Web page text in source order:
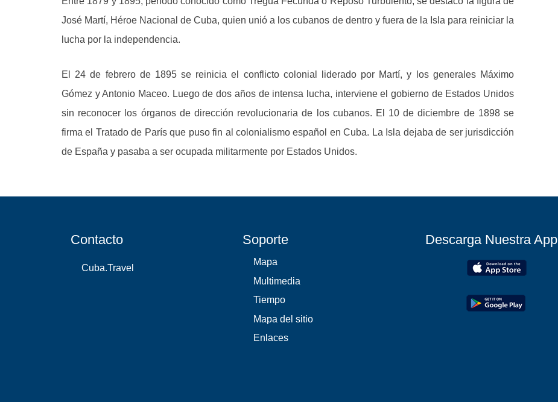
José Martí, Héroe Nacional de Cuba, quien unió a los cubanos de dentro y fuera de la Isla para reiniciar la
lucha por la independencia.
El 24 de febrero de 1895 se reinicia el conflicto colonial liderado por Martí, y los generales Máximo
Gómez y Antonio Maceo. Luego de dos años de intensa lucha, interviene el gobierno de Estados Unidos
sin reconocer los órganos de dirección revolucionaria de los cubanos. El 10 de diciembre de 1898 se
firma el Tratado de París que puso fin al colonialismo español en Cuba. La Isla dejaba de ser jurisdicción
de España y pasaba a ser ocupada militarmente por Estados Unidos.
Contacto
Cuba.Travel
Soporte
Mapa
Multimedia
Tiempo
Mapa del sitio
Enlaces
Descarga Nuestra App